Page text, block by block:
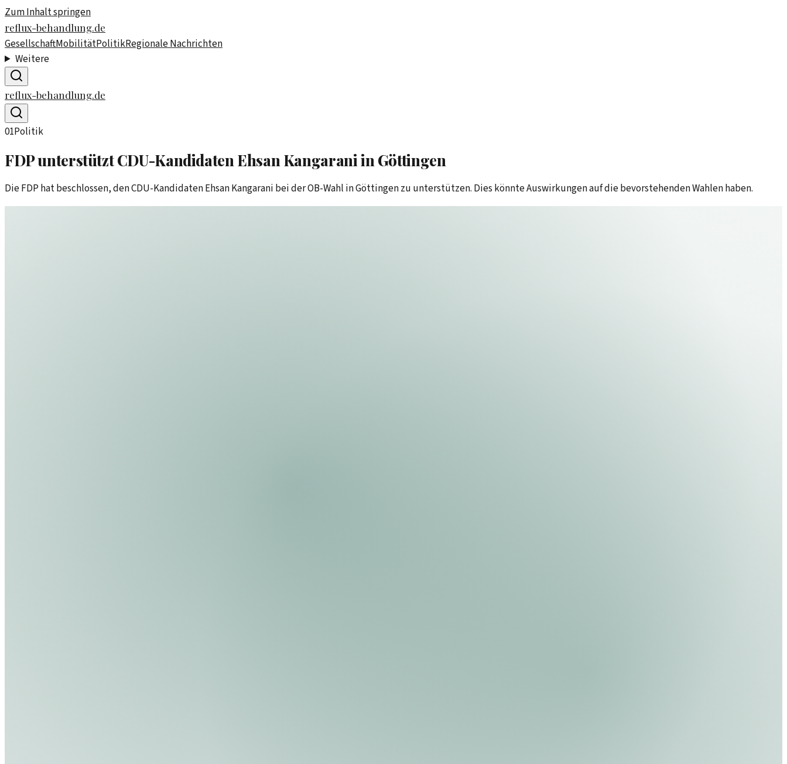
Zum Inhalt springen
reflux-behandlung.de
GesellschaftMobilitätPolitikRegionale Nachrichten
Weitere
reflux-behandlung.de
01Politik
FDP unterstützt CDU-Kandidaten Ehsan Kangarani in Göttingen
Die FDP hat beschlossen, den CDU-Kandidaten Ehsan Kangarani bei der OB-Wahl in Göttingen zu unterstützen. Dies könnte Auswirkungen auf die bevorstehenden Wahlen haben.